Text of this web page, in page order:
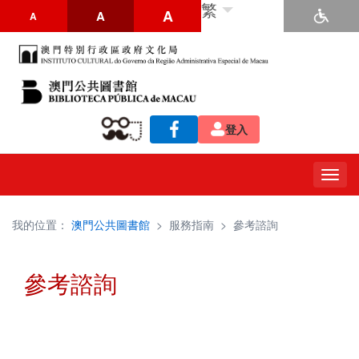
A A A 繁
登入
我的位置： 澳門公共圖書館 > 服務指南 > 參考諮詢
參考諮詢